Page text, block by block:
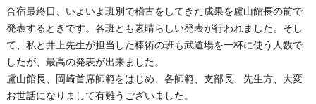
合宿最終日、いよいよ班別で稽古をしてきた成果を盧山館長の前で
発表するときです。各班とも素晴らしい発表が行われました。そし
て、私と井上先生が担当した棒術の班も武道場を一杯に使う人数で
したが、最高の発表が出来ました。
盧山館長、岡崎首席師範をはじめ、各師範、支部長、先生方、大変
お世話になりまして有難うございました。